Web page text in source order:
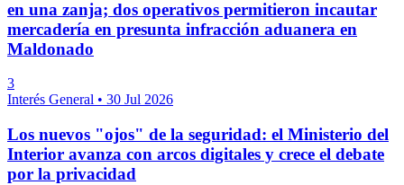
en una zanja; dos operativos permitieron incautar
mercadería en presunta infracción aduanera en
Maldonado
3
Interés General • 30 Jul 2026
Los nuevos "ojos" de la seguridad: el Ministerio del
Interior avanza con arcos digitales y crece el debate
por la privacidad